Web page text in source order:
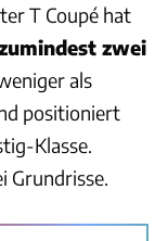
T Coupé hat
zwei
als
positioniert
Klasse.
Grundrisse.